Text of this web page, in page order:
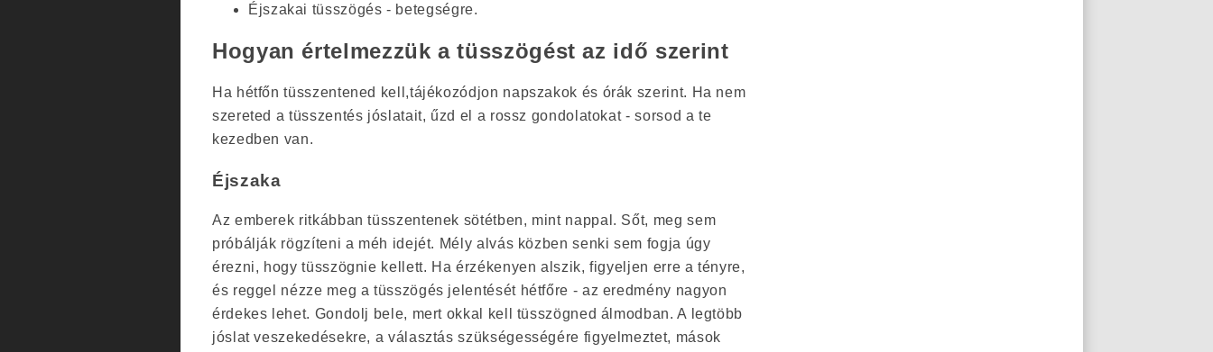
Éjszakai tüsszögés - betegségre.
Hogyan értelmezzük a tüsszögést az idő szerint
Ha hétfőn tüsszentened kell,tájékozódjon napszakok és órák szerint. Ha nem
szereted a tüsszentés jóslatait, űzd el a rossz gondolatokat - sorsod a te
kezedben van.
Éjszaka
Az emberek ritkábban tüsszentenek sötétben, mint nappal. Sőt, meg sem
próbálják rögzíteni a méh idejét. Mély alvás közben senki sem fogja úgy
érezni, hogy tüsszögnie kellett. Ha érzékenyen alszik, figyeljen erre a tényre,
és reggel nézze meg a tüsszögés jelentését hétfőre - az eredmény nagyon
érdekes lehet. Gondolj bele, mert okkal kell tüsszögned álmodban. A legtöbb
jóslat veszekedésekre, a választás szükségességére figyelmeztet, mások